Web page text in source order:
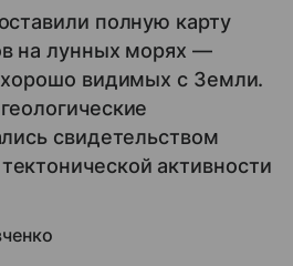
полную карту
на лунных морях —
видимых с Земли.
свидетельством
активности